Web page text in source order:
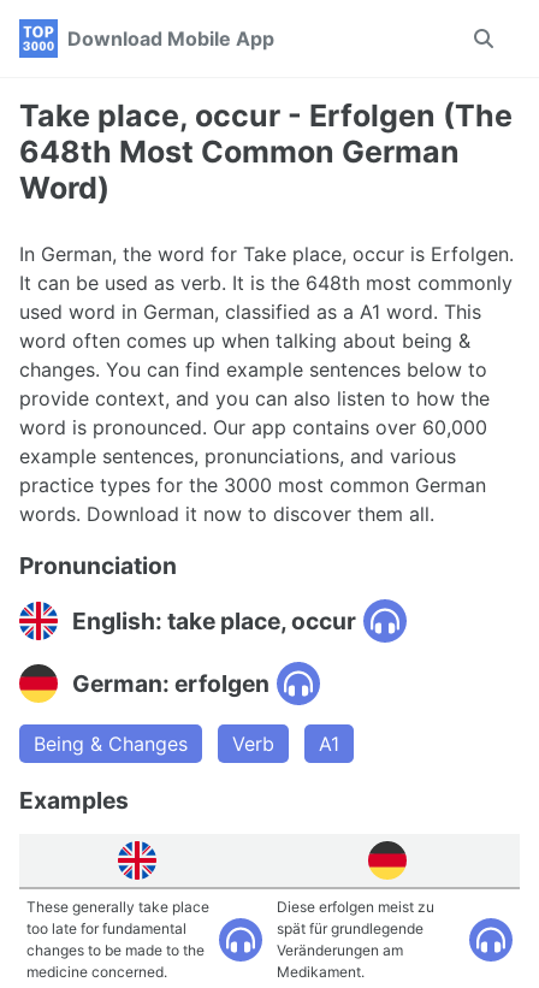
Skip
navigation
Skip
Skip
Download Mobile App
Toggle
Take place, occur - Erfolgen (The
648th Most Common German
Word)
In German, the word for Take place, occur is Erfolgen.
It can be used as verb. It is the 648th most commonly
used word in German, classified as a A1 word. This
word often comes up when talking about being &
changes. You can find example sentences below to
provide context, and you can also listen to how the
word is pronounced. Our app contains over 60,000
example sentences, pronunciations, and various
practice types for the 3000 most common German
words. Download it now to discover them all.
Pronunciation
English: take place, occur
German: erfolgen
Being & Changes Verb A1
Examples
These generally take place
too late for fundamental
changes to be made to the
medicine concerned.
Diese erfolgen meist zu
spät für grundlegende
Veränderungen am
Medikament.